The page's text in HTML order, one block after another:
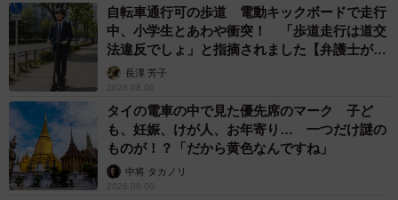
自転車通行可の歩道 電動キックボードで走行
中、小学生とあわや衝突！ 「歩道走行は道交
法違反でしょ」と指摘されました【弁護士が解
説】長澤 芳子
2026.08.06
タイの電車の中で見た優先席のマーク 子ど
も、妊娠、けが人、お年寄り… 一つだけ謎の
ものが！？「だから黄色なんですね」
中将 タカノリ
2026.08.06